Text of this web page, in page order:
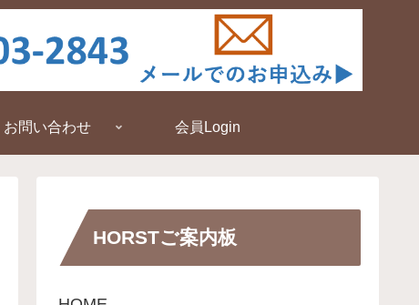
お問い合わせ 会員Login
HORSTご案内板